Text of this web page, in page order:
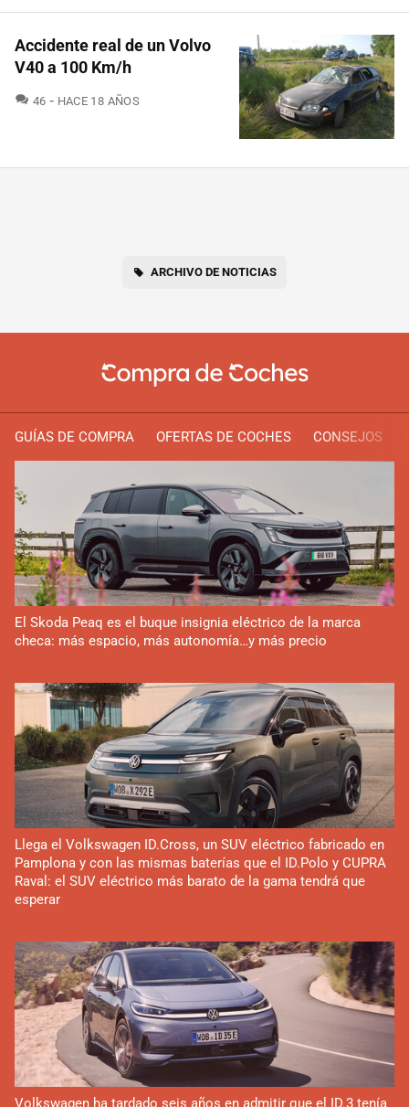
Accidente real de un Volvo
V40 a 100 Km/h
46 COMENTARIOS
HACE 18 AÑOS
ARCHIVO DE NOTICIAS
GUÍAS DE COMPRA OFERTAS DE COCHES CONSEJOS
El Skoda Peaq es el buque insignia eléctrico de la marca
checa: más espacio, más autonomía…y más precio
Llega el Volkswagen ID.Cross, un SUV eléctrico fabricado en
Pamplona y con las mismas baterías que el ID.Polo y CUPRA
Raval: el SUV eléctrico más barato de la gama tendrá que
esperar
Volkswagen ha tardado seis años en admitir que el ID.3 tenía